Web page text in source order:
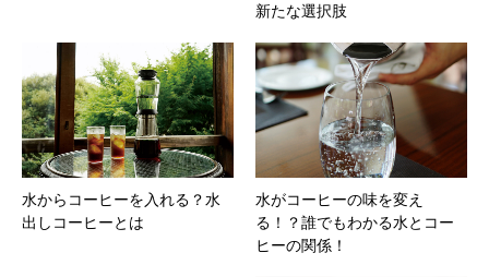
新たな選択肢
水からコーヒーを入れる？水
出しコーヒーとは
水がコーヒーの味を変え
る！？誰でもわかる水とコー
ヒーの関係！